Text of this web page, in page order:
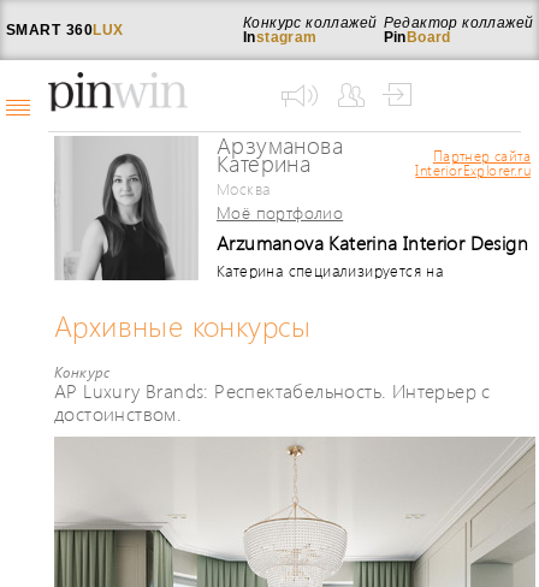
SMART 360LUX
Редактор коллажей
Pin Board
Конкурс коллажей
Instagram
Арзуманова
Катерина
Москва
Моё портфолио
Партнер сайта
InteriorExplorer.ru
Arzumanova Katerina Interior Design
Катерина специализируется на
интерьерах. Для реализации проекта
рабочих чертежей до комплектация
мебелью, светом и аксессуарами.
Стиль: современная классика,
минимализм. Выпускница British Higher
School of Art and Design (Interior
Design)
Архивные конкурсы
Конкурс
AP Luxury Brands: Респектабельность. Интерьер с
достоинством.